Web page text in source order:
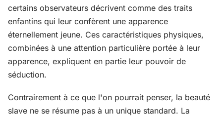
certains observateurs décrivent comme des traits
enfantins qui leur confèrent une apparence
éternellement jeune. Ces caractéristiques physiques,
combinées à une attention particulière portée à leur
apparence, expliquent en partie leur pouvoir de
séduction.
Contrairement à ce que l'on pourrait penser, la beauté
slave ne se résume pas à un unique standard. La